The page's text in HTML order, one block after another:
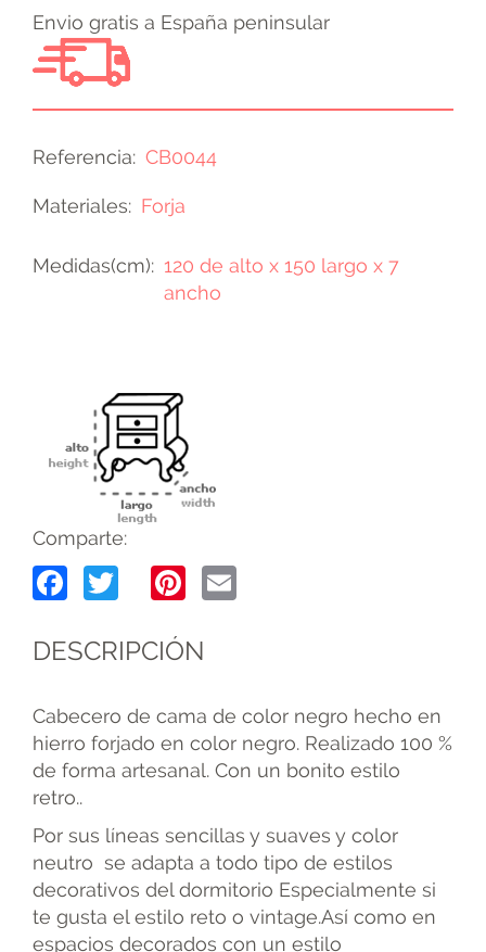
Envio gratis a España peninsular
Referencia CB0044
Materiales Forja
Medidas(cm)
120 de alto x 150 largo x 7
ancho
Comparte:
Facebook
TwitterPinterest
DESCRIPCIÓN
Cabecero de cama de color negro hecho en
hierro forjado en color negro. Realizado 100 %
de forma artesanal. Con un bonito estilo
retro..
Por sus líneas sencillas y suaves y color
neutro se adapta a todo tipo de estilos
decorativos del dormitorio Especialmente si
te gusta el estilo reto o vintage.Así como en
espacios decorados con un estilo